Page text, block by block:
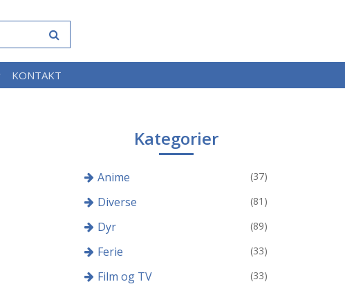
KONTAKT
Kategorier
Anime (37)
Diverse (81)
Dyr (89)
Ferie (33)
Film og TV (33)